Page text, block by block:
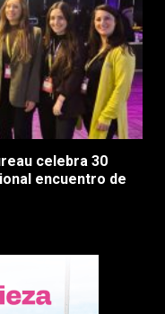
celebra 30
encuentro de